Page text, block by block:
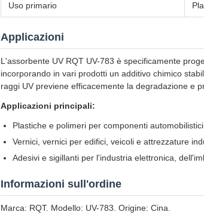
Uso primario
Applicazioni
L'assorbente UV RQT UV-783 è specificamente
incorporando in vari prodotti un additivo chimico
raggi UV previene efficacemente la degradazione e
Applicazioni principali:
Plastiche e polimeri per componenti
Vernici, vernici per edifici, veicoli e attrezzature
Adesivi e sigillanti per l'industria elettronica,
Informazioni sull'ordine
Marca: RQT. Modello: UV-783. Origine: Cina.